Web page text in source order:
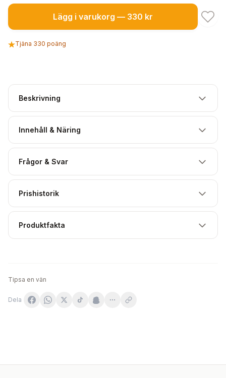
Lägg i varukorg — 330 kr
Tjäna 330 poäng
Beskrivning
Innehåll & Näring
Frågor & Svar
Prishistorik
Produktfakta
Tipsa en vän
Dela